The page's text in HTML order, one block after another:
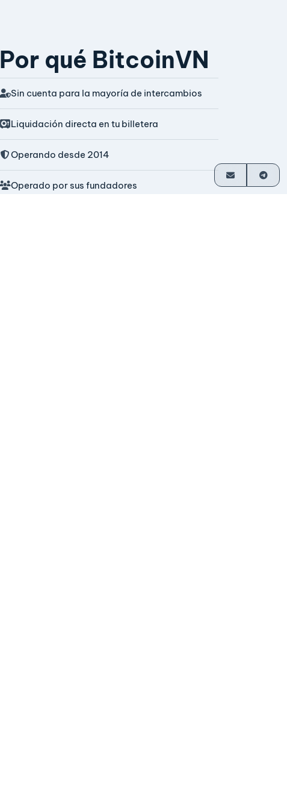
Por qué BitcoinVN
Sin cuenta para la mayoría de intercambios
Liquidación directa en tu billetera
Operando desde 2014
Operado por sus fundadores